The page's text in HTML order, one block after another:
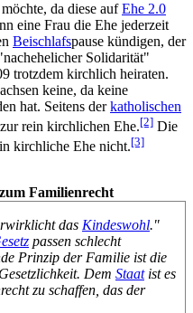
da diese aufEhe 2.0
eine Frau die Ehe jederzeit
Beischlafs­pause kündigen, der
Solidarität"
trotzdem kirchlich heiraten.
keine, da keine
hat. Seitens derkatholischen
rein kirchlichen Ehe.[2] Die
kirchliche Ehe nicht.[3]
Familienrecht
das Kindeswohl."
passen schlecht
Prinzip der Familie ist die
Dem Staatist es
zu schaffen, das der